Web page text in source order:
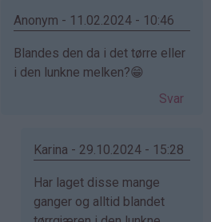
bekreftet)
Anonym - 11.02.2024 - 10:46
Som
svar
(ikke
Blandes den da i det tørre eller
i den lunkne melken?😁
Svar
Karina - 29.10.2024 - 15:28
Som
svar
Har laget disse mange
ganger og alltid blandet